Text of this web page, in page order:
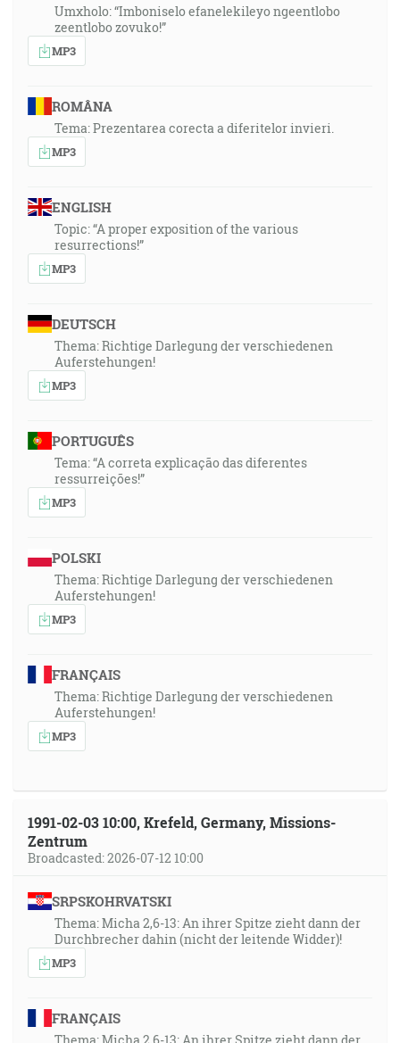
Umxholo: “Imboniselo efanelekileyo ngeentlobo
zeentlobo zovuko!”
MP3
ROMÂNA
Tema: Prezentarea corecta a diferitelor invieri.
MP3
ENGLISH
Topic: “A proper exposition of the various
resurrections!”
MP3
DEUTSCH
Thema: Richtige Darlegung der verschiedenen
Auferstehungen!
MP3
PORTUGUÊS
Tema: “A correta explicação das diferentes
ressurreições!”
MP3
POLSKI
Thema: Richtige Darlegung der verschiedenen
Auferstehungen!
MP3
FRANÇAIS
Thema: Richtige Darlegung der verschiedenen
Auferstehungen!
MP3
1991-02-03 10:00, Krefeld, Germany, Missions-
Zentrum
Broadcasted: 2026-07-12 10:00
SRPSKOHRVATSKI
Thema: Micha 2,6-13: An ihrer Spitze zieht dann der
Durchbrecher dahin (nicht der leitende Widder)!
MP3
FRANÇAIS